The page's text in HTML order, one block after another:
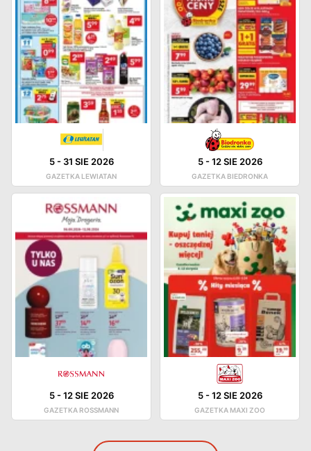
5- 31 SIE 2026
GAZETKA LEWIATAN
5-12 SIE 2026
GAZETKA BIEDRONKA
5-12 SIE 2026
GAZETKA ROSSMANN
5-12 SIE 2026
GAZETKA MAXI ZOO